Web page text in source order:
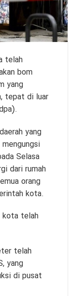
telah
bom
yang
tepat di luar
yang
Selasa
dari rumah
orang
kota.
kota telah
telah
yang
di pusat